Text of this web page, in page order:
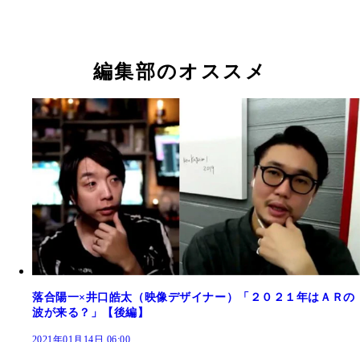
編集部のオススメ
落合陽一×井口皓太（映像デザイナー）「２０２１年はＡＲの
波が来る？」【後編】